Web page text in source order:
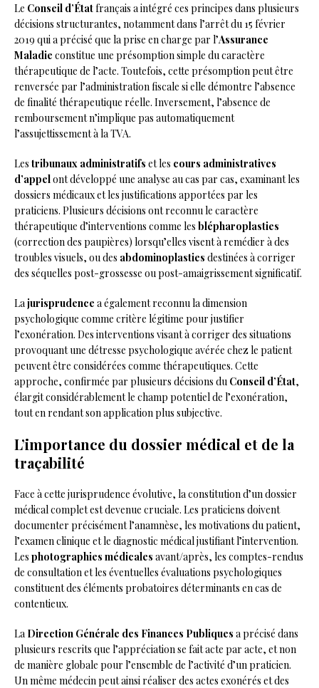
Le Conseil d’Étatfrançais a intégré ces principes dans plusieurs
décisions structurantes, notamment dans l’arrêt du 15 février
2019 qui a précisé que la prise en charge par l’Assurance
Maladie constitue une présomption simple du caractère
thérapeutique de l’acte. Toutefois, cette présomption peut être
renversée par l’administration fiscale si elle démontre l’absence
de finalité thérapeutique réelle. Inversement, l’absence de
remboursement n’implique pas automatiquement
l’assujettissement à la TVA.
Les tribunaux administratifs et les cours administratives
d’appelont développé une analyse au cas par cas, examinant les
dossiers médicaux et les justifications apportées par les
praticiens. Plusieurs décisions ont reconnu le caractère
thérapeutique d’interventions comme les blépharoplasties
(correction des paupières) lorsqu’elles visent à remédier à des
troubles visuels, ou des abdominoplasties destinées à corriger
des séquelles post-grossesse ou post-amaigrissement significatif.
La jurisprudence a également reconnu la dimension
psychologique comme critère légitime pour justifier
l’exonération. Des interventions visant à corriger des situations
provoquant une détresse psychologique avérée chez le patient
peuvent être considérées comme thérapeutiques. Cette
approche, confirmée par plusieurs décisions du Conseil d’État,
élargit considérablement le champ potentiel de l’exonération,
tout en rendant son application plus subjective.
L’importance du dossier médical et de la
traçabilité
Face à cette jurisprudence évolutive, la constitution d’un dossier
médical complet est devenue cruciale. Les praticiens doivent
documenter précisément l’anamnèse, les motivations du patient,
l’examen clinique et le diagnostic médical justifiant l’intervention.
Les photographies médicales avant/après, les comptes-rendus
de consultation et les éventuelles évaluations psychologiques
constituent des éléments probatoires déterminants en cas de
contentieux.
La Direction Générale des Finances Publiques a précisé dans
plusieurs rescrits que l’appréciation se fait acte par acte, et non
de manière globale pour l’ensemble de l’activité d’un praticien.
Un même médecin peut ainsi réaliser des actes exonérés et des